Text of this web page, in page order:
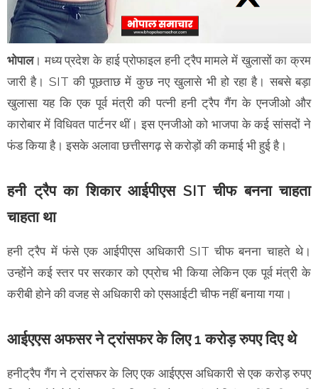
भोपाल। मध्य प्रदेश के हाई प्रोफाइल हनी ट्रैप मामले में खुलासों का क्रम
जारी है। SIT की पूछताछ में कुछ नए खुलासे भी हो रहा है। सबसे बड़ा
खुलासा यह कि एक पूर्व मंत्री की पत्नी हनी ट्रैप गैंग के एनजीओ और
कारोबार में विधिवत पार्टनर थीं। इस एनजीओ को भाजपा के कई सांसदों ने
फंड किया है। इसके अलावा छत्तीसगढ़ से करोड़ों की कमाई भी हुई है।
हनी ट्रैप का शिकार आईपीएस SIT चीफ बनना चाहता
चाहता था
हनी ट्रैप में फंसे एक आईपीएस अधिकारी SIT चीफ बनना चाहते थे।
उन्होंने कई स्तर पर सरकार को एप्रोच भी किया लेकिन एक पूर्व मंत्री के
करीबी होने की वजह से अधिकारी को एसआईटी चीफ नहीं बनाया गया।
आईएएस अफसर ने ट्रांसफर के लिए 1 करोड़ रुपए दिए थे
हनीट्रैप गैंग ने ट्रांसफर के लिए एक आईएएस अधिकारी से एक करोड़ रुपए